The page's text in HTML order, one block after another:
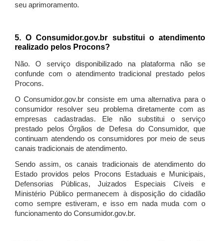
seu aprimoramento.
5. O Consumidor.gov.br substitui o atendimento
realizado pelos Procons?
Não. O serviço disponibilizado na plataforma não se
confunde com o atendimento tradicional prestado pelos
Procons.
O Consumidor.gov.br consiste em uma alternativa para o
consumidor resolver seu problema diretamente com as
empresas cadastradas. Ele não substitui o serviço
prestado pelos Órgãos de Defesa do Consumidor, que
continuam atendendo os consumidores por meio de seus
canais tradicionais de atendimento.
Sendo assim, os canais tradicionais de atendimento do
Estado providos pelos Procons Estaduais e Municipais,
Defensorias Públicas, Juizados Especiais Cíveis e
Ministério Público permanecem à disposição do cidadão
como sempre estiveram, e isso em nada muda com o
funcionamento do Consumidor.gov.br.